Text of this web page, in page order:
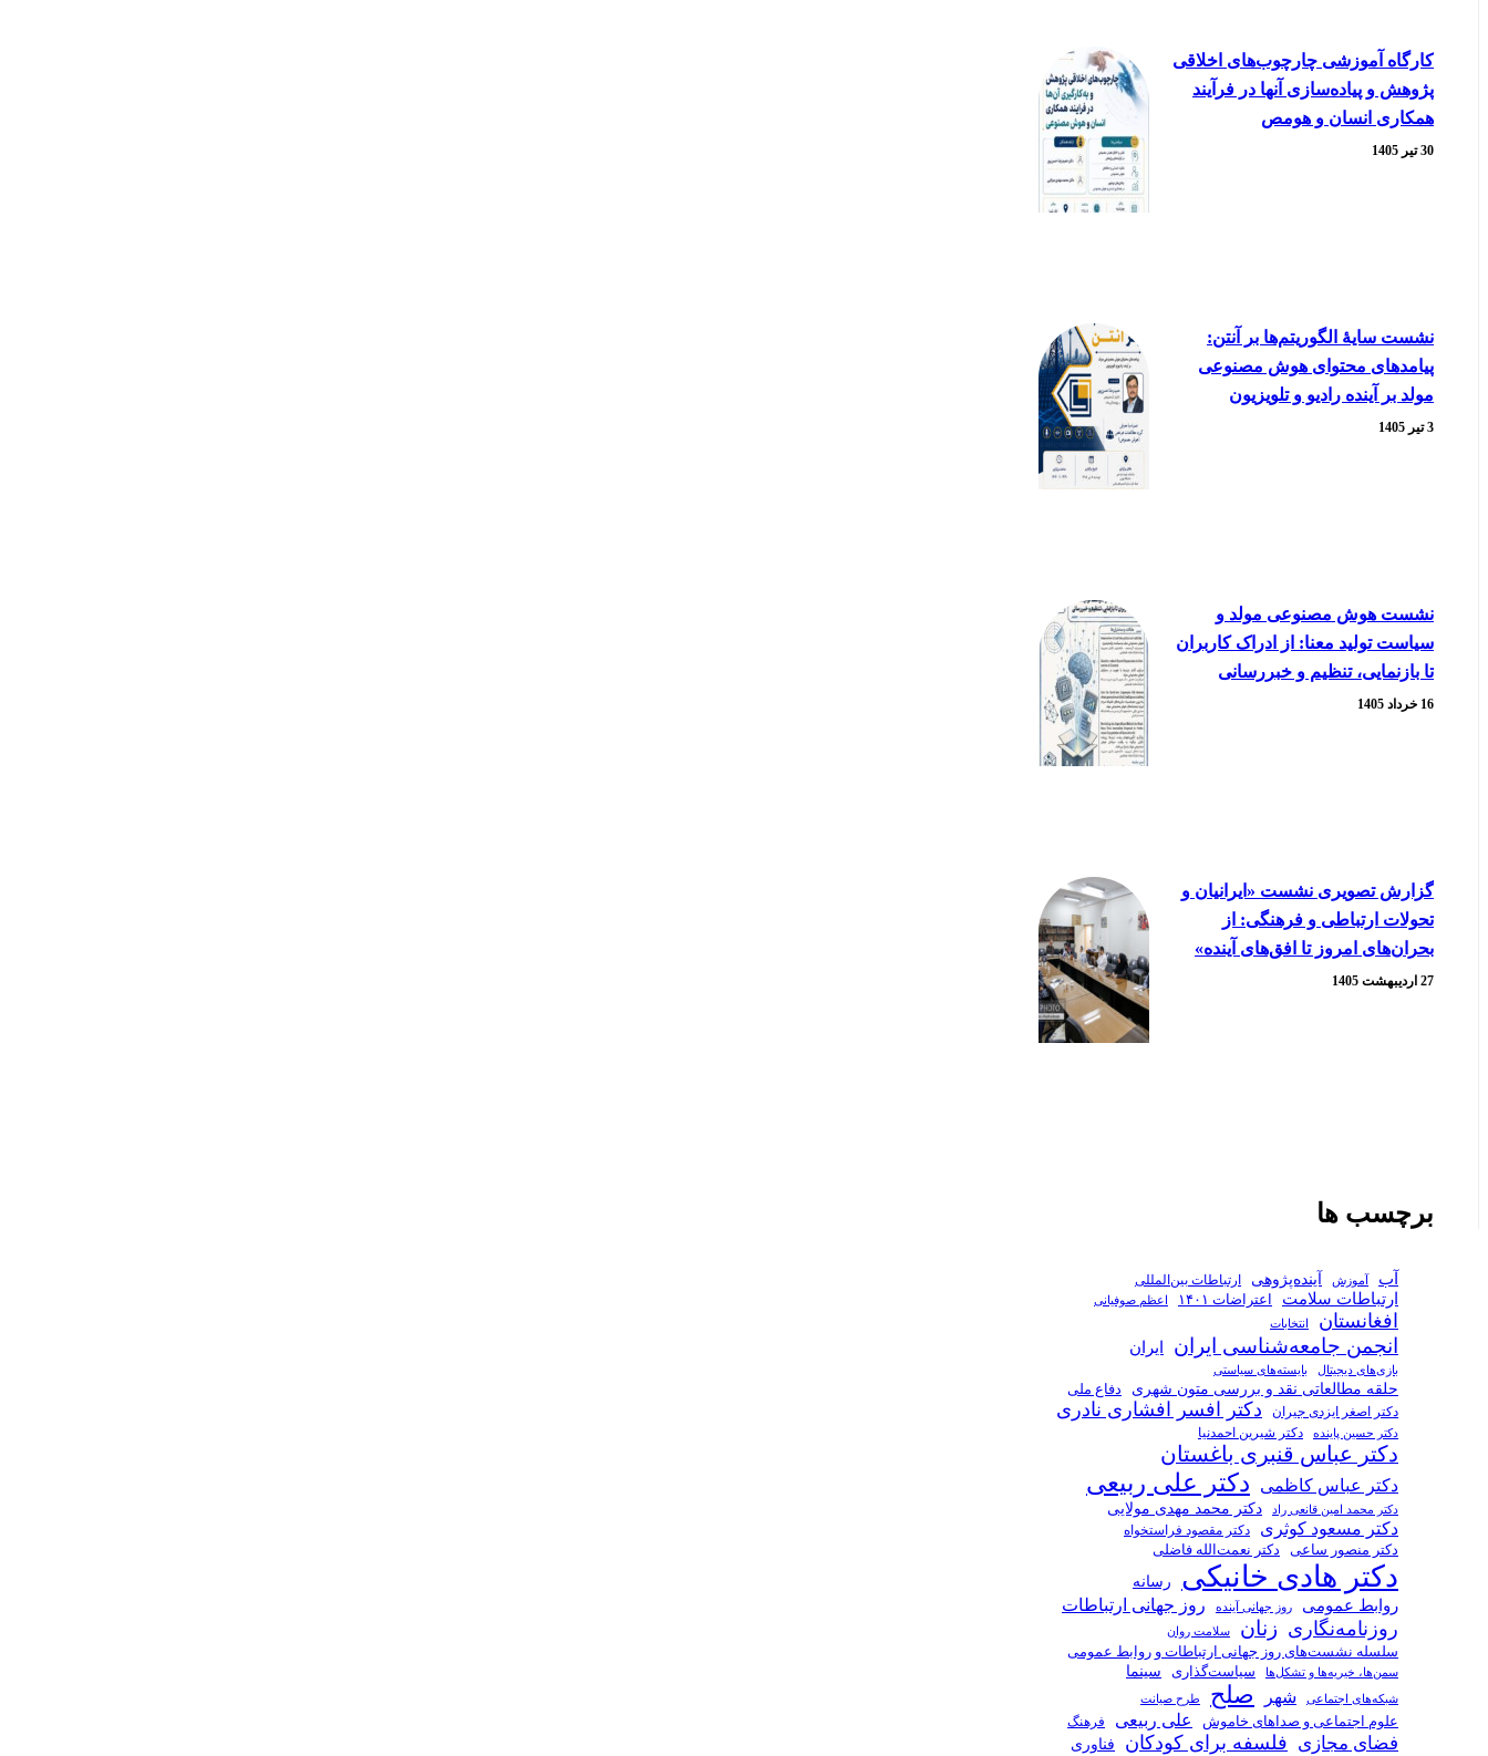
کارگاه آموزشی چارچوب‌های اخلاقی
پژوهش و پیاده‌سازی آنها در فرآیند
همکاری انسان و هومص
30 تیر 1405
نشست سایۀ الگوریتم‌ها بر آنتن:
پیامدهای محتوای هوش مصنوعی
مولد بر آینده رادیو و تلویزیون
3 تیر 1405
نشست هوش مصنوعی مولد و
سیاست تولید معنا: از ادراک کاربران
تا بازنمایی، تنظیم و خبررسانی
16 خرداد 1405
گزارش تصویری نشست «ایرانیان و
تحولات ارتباطی و فرهنگی: از
بحران‌های امروز تا افق‌های آینده»
27 اردیبهشت 1405
برچسب ها
آب آموزش آینده‌پژوهی ارتباطات بین‌المللی
ارتباطات سلامت اعتراضات ۱۴۰۱ اعظم صوفیانی
افغانستان انتخابات
انجمن جامعه‌شناسی ایران ایران
بازی‌های دیجیتال بایسته‌های سیاستی
حلقه مطالعاتی نقد و بررسی متون شهری دفاع ملی
دکتر اصغر ایزدی جیران دکتر افسر افشاری نادری
دکتر حسین پاینده دکتر شیرین احمدنیا
دکتر عباس قنبری باغستان
دکتر عباس کاظمی دکتر علی ربیعی
دکتر محمد امین قانعی راد دکتر محمد مهدی مولایی
دکتر مسعود کوثری
دکتر مقصود فراستخواه
دکتر منصور ساعی
دکتر نعمت‌الله فاضلی
دکتر هادی خانیکی رسانه
روابط عمومی روز جهانی آینده روز جهانی ارتباطات
روزنامه‌نگاری زنان سلامت روان
سلسله نشست‌های روز جهانی ارتباطات و روابط عمومی
سمن‌ها، خیریه‌ها و تشکل‌ها سیاست‌گذاری سینما
شبکه‌های اجتماعی شهر صلح طرح صیانت
علوم اجتماعی و صداهای خاموش علی ربیعی فرهنگ
فضای مجازی فلسفه برای کودکان فناوری